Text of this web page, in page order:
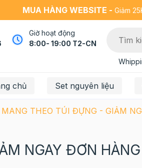
MUA HÀNG WEBSITE - Giảm
Giờ hoạt động
8:00- 19:00 T2-CN
chủ Set nguyên liệu
MANG THEO TÚI ĐỰNG - GIẢM
NGAY ĐƠN HÀNG